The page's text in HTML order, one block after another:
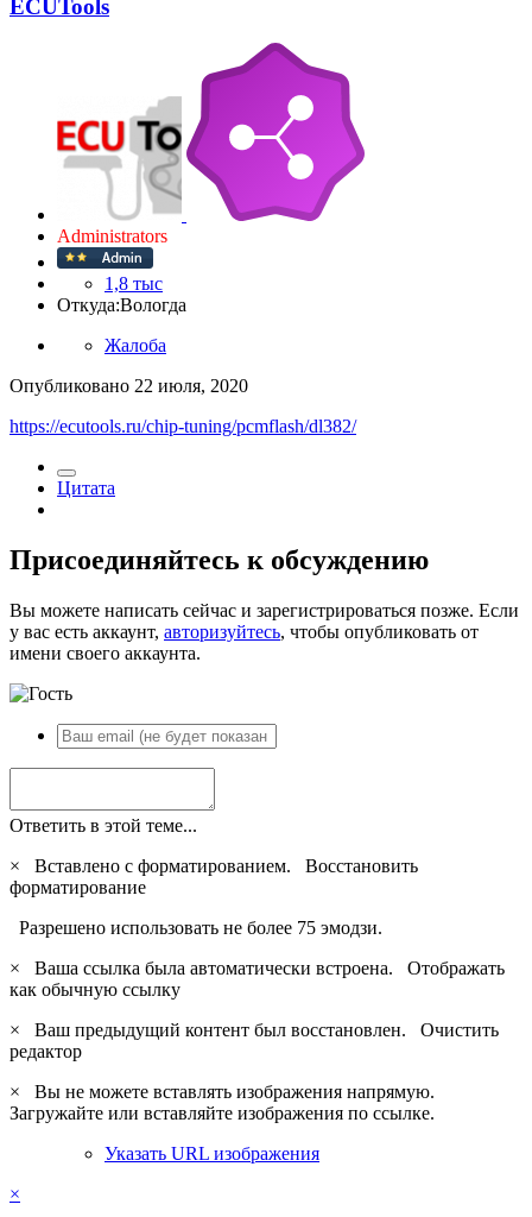
ECUTools
Administrators
1,8 тыс
Откуда:Вологда
Жалоба
Опубликовано 22 июля, 2020
https://ecutools.ru/chip-tuning/pcmflash/dl382/
Цитата
Присоединяйтесь к обсуждению
Вы можете написать сейчас и зарегистрироваться позже. Если
у вас есть аккаунт, авторизуйтесь, чтобы опубликовать от
имени своего аккаунта.
Ответить в этой теме...
×
Вставлено с форматированием. Восстановить
форматирование
Разрешено использовать не более 75 эмодзи.
×
Ваша ссылка была автоматически встроена. Отображать
как обычную ссылку
×
Ваш предыдущий контент был восстановлен. Очистить
редактор
×
Вы не можете вставлять изображения напрямую.
Загружайте или вставляйте изображения по ссылке.
Указать URL изображения
×